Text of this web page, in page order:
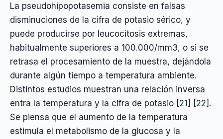
La pseudohipopotasemia consiste en falsas
disminuciones de la cifra de potasio sérico, y
puede producirse por leucocitosis extremas,
habitualmente superiores a 100.000/mm3, o si se
retrasa el procesamiento de la muestra, dejándola
durante algún tiempo a temperatura ambiente.
Distintos estudios muestran una relación inversa
entra la temperatura y la cifra de potasio [21] [22] .
Se piensa que el aumento de la temperatura
estimula el metabolismo de la glucosa y la